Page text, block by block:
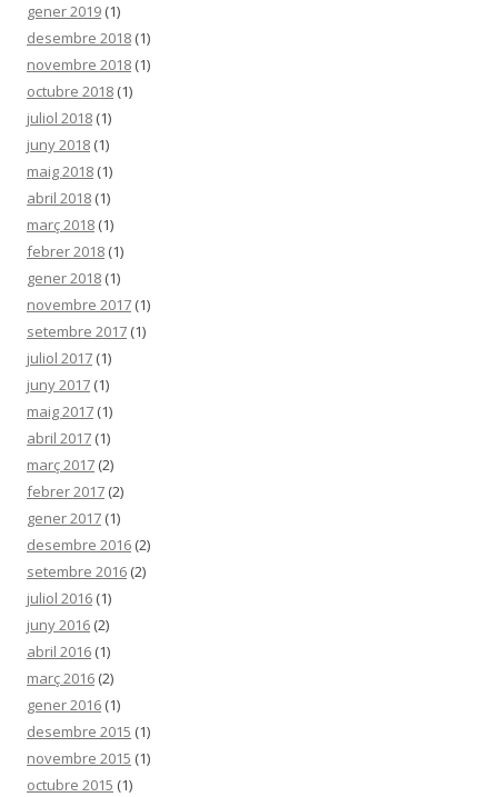
gener 2019 (1)
desembre 2018 (1)
novembre 2018 (1)
octubre 2018 (1)
juliol 2018 (1)
juny 2018 (1)
maig 2018 (1)
abril 2018 (1)
març 2018 (1)
febrer 2018 (1)
gener 2018 (1)
novembre 2017 (1)
setembre 2017 (1)
juliol 2017 (1)
juny 2017 (1)
maig 2017 (1)
abril 2017 (1)
març 2017 (2)
febrer 2017 (2)
gener 2017 (1)
desembre 2016 (2)
setembre 2016 (2)
juliol 2016 (1)
juny 2016 (2)
abril 2016 (1)
març 2016 (2)
gener 2016 (1)
desembre 2015 (1)
novembre 2015 (1)
octubre 2015 (1)